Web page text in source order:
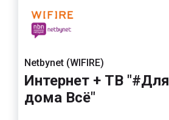
Netbynet (WIFIRE)
Интернет + ТВ "#Для
дома Всё"